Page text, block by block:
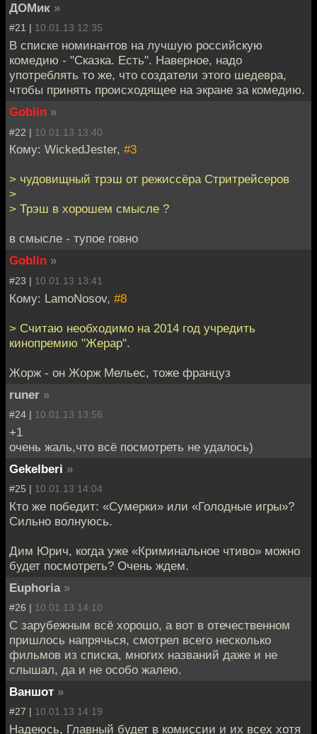
ДОМик »
#21 | 10.01.13 12:35
В списке номинантов на лучшую российскую
комедию - "Сказка. Есть". Наверное, надо
употреблять то же, что создатели этого шедевра,
чтобы принять происходящее на экране за комедию.
Goblin »
#22 | 10.01.13 13:40
Кому: WickedJester, #3
> чудовищный трэш от режиссёра Стритрейсеров
>
> Трэш в хорошем смысле ?
в смысле - тупое говно
Goblin »
#23 | 10.01.13 13:41
Кому: LamoNosov, #8
> Считаю необходимо на 2014 год учредить
кинопремию "Жерар".
Жорж - он Жорж Мельес, тоже француз
runer »
#24 | 10.01.13 13:56
+1
очень жаль,что всё посмотреть не удалось)
Gekelberi »
#25 | 10.01.13 14:04
Кто же победит: «Сумерки» или «Голодные игры»?
Сильно волнуюсь.
Дим Юрич, когда уже «Криминальное чтиво» можно
будет посмотреть? Очень ждем.
Euphoria »
#26 | 10.01.13 14:10
С зарубежным всё хорошо, а вот в отечественном
пришлось напрячься, смотрел всего несколько
фильмов из списка, многих названий даже и не
слышал, да и не особо жалею.
Ваншот »
#27 | 10.01.13 14:19
Надеюсь, Главный будет в комиссии и их всех хотя